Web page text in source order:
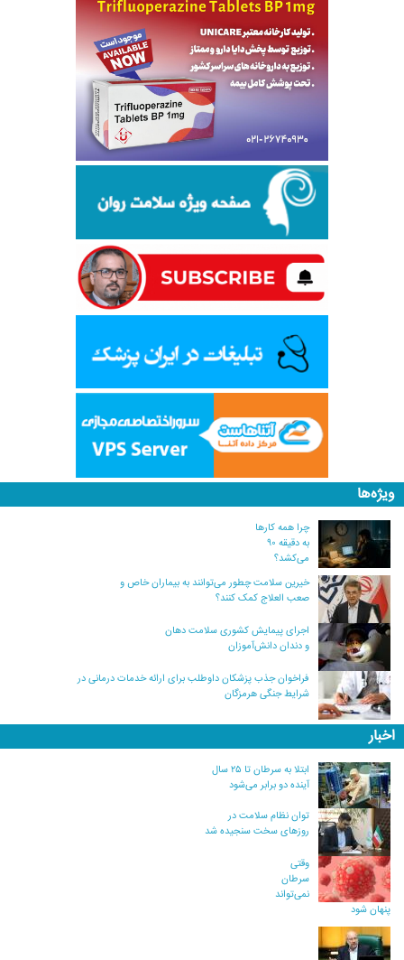
ویژه‌ها
چرا همه کارها
به دقیقه ۹۰
می‌کشد؟
خیرین سلامت چطور می‌توانند به بیماران خاص و
صعب العلاج کمک کنند؟
اجرای پیمایش کشوری سلامت دهان
و دندان دانش‌آموزان
فراخوان جذب پزشکان داوطلب برای ارائه خدمات درمانی در
شرایط جنگی هرمزگان
اخبار
ابتلا به سرطان تا ۲۵ سال
آینده دو برابر می‌شود
توان نظام سلامت در
روزهای سخت سنجیده شد
وقتی
سرطان
نمی‌تواند
پنهان شود